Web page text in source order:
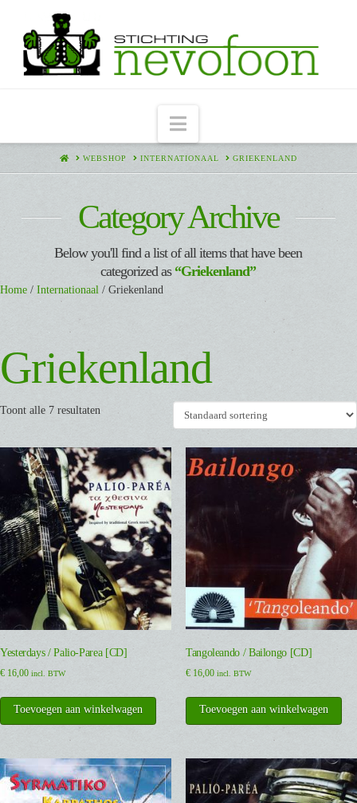
Navigation
HOMEWEBSHOP INTERNATIONAAL GRIEKENLAND
Category Archive
Below you'll find a list of all items that have been
categorized as “Griekenland”
Home / Internationaal / Griekenland
Griekenland
Toont alle 7 resultaten
Yesterdays / Palio-Parea [CD]
€ 16,00 incl. BTW
Toevoegen aan winkelwagen
Tangoleando / Bailongo [CD]
€16,00 incl. BTW
Toevoegen aan winkelwagen